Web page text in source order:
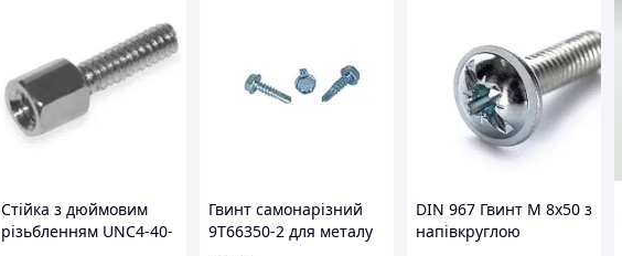
Стійка з дюймовим
різьбленням UNC4-40-
Гвинт самонарізний
9T66350-2 для металу
DIN 967 Гвинт М 8х50 з
напівкруглою